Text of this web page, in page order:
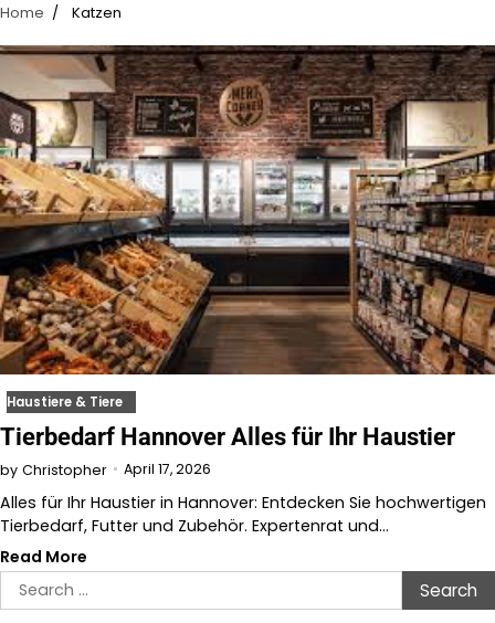
Home Katzen
Haustiere & Tiere
Tierbedarf Hannover Alles für Ihr Haustier
by Christopher April 17, 2026
Alles für Ihr Haustier in Hannover: Entdecken Sie hochwertigen
Tierbedarf, Futter und Zubehör. Expertenrat und…
Read More
Search
for: